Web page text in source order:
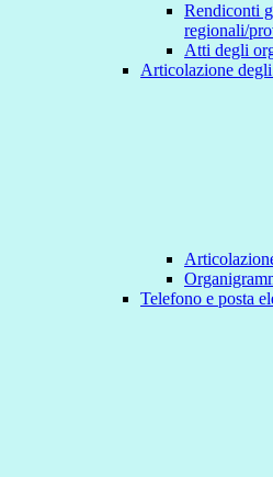
Rendiconti
regionali/
Atti degli
Articolazione
Telefono e posta